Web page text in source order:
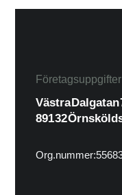
Företagsuppgifter
Västra Dalgatan
891 32
Org.nummer: